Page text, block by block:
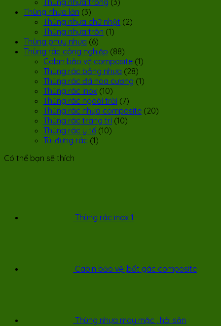
Thùng nhựa trong (3)
Thùng nhựa lớn (3)
Thùng nhựa chữ nhật (2)
Thùng nhựa tròn (1)
Thùng phuy nhựa (6)
Thùng rác công nghiệp (88)
Cabin bảo vệ composite (1)
Thùng rác bằng nhựa (28)
Thùng rác đá hoa cương (1)
Thùng rác inox (10)
Thùng rác ngoài trời (7)
Thùng rác nhựa composite (20)
Thùng rác trang trí (10)
Thùng rác y tế (10)
Túi đựng rác (1)
Có thể bạn sẽ thích
Thùng rác inox 1
Cabin bảo vệ ,bốt gác composite
Thùng nhựa may mặc , hải sản